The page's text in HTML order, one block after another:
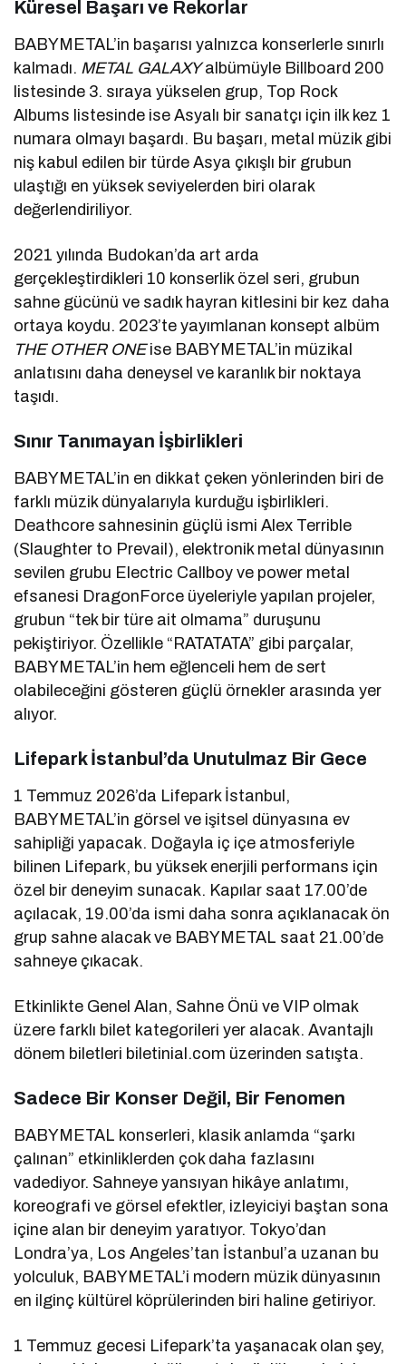
Küresel Başarı ve Rekorlar
BABYMETAL’in başarısı yalnızca konserlerle sınırlı
kalmadı. METAL GALAXYalbümüyle Billboard 200
listesinde 3. sıraya yükselen grup, Top Rock
Albums listesinde ise Asyalı bir sanatçı için ilk kez 1
numara olmayı başardı. Bu başarı, metal müzik gibi
niş kabul edilen bir türde Asya çıkışlı bir grubun
ulaştığı en yüksek seviyelerden biri olarak
değerlendiriliyor.
2021 yılında Budokan’da art arda
gerçekleştirdikleri 10 konserlik özel seri, grubun
sahne gücünü ve sadık hayran kitlesini bir kez daha
ortaya koydu. 2023’te yayımlanan konsept albüm
THE OTHER ONEise BABYMETAL’in müzikal
anlatısını daha deneysel ve karanlık bir noktaya
taşıdı.
Sınır Tanımayan İşbirlikleri
BABYMETAL’in en dikkat çeken yönlerinden biri de
farklı müzik dünyalarıyla kurduğu işbirlikleri.
Deathcore sahnesinin güçlü ismi Alex Terrible
(Slaughter to Prevail), elektronik metal dünyasının
sevilen grubu Electric Callboy ve power metal
efsanesi DragonForce üyeleriyle yapılan projeler,
grubun “tek bir türe ait olmama” duruşunu
pekiştiriyor. Özellikle “RATATATA” gibi parçalar,
BABYMETAL’in hem eğlenceli hem de sert
olabileceğini gösteren güçlü örnekler arasında yer
alıyor.
Lifepark İstanbul’da Unutulmaz Bir Gece
1 Temmuz 2026’da Lifepark İstanbul,
BABYMETAL’in görsel ve işitsel dünyasına ev
sahipliği yapacak. Doğayla iç içe atmosferiyle
bilinen Lifepark, bu yüksek enerjili performans için
özel bir deneyim sunacak. Kapılar saat 17.00’de
açılacak, 19.00’da ismi daha sonra açıklanacak ön
grup sahne alacak ve BABYMETAL saat 21.00’de
sahneye çıkacak.
Etkinlikte Genel Alan, Sahne Önü ve VIP olmak
üzere farklı bilet kategorileri yer alacak. Avantajlı
dönem biletleri biletinial.com üzerinden satışta.
Sadece Bir Konser Değil, Bir Fenomen
BABYMETAL konserleri, klasik anlamda “şarkı
çalınan” etkinliklerden çok daha fazlasını
vadediyor. Sahneye yansıyan hikâye anlatımı,
koreografi ve görsel efektler, izleyiciyi baştan sona
içine alan bir deneyim yaratıyor. Tokyo’dan
Londra’ya, Los Angeles’tan İstanbul’a uzanan bu
yolculuk, BABYMETAL’i modern müzik dünyasının
en ilginç kültürel köprülerinden biri haline getiriyor.
1 Temmuz gecesi Lifepark’ta yaşanacak olan şey,